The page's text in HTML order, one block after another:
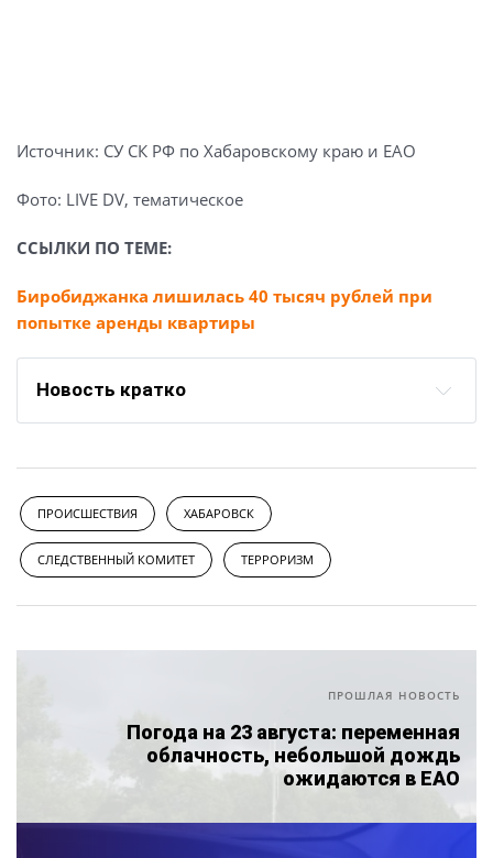
Источник: СУ СК РФ по Хабаровскому краю и ЕАО
Фото: LIVE DV, тематическое
ССЫЛКИ ПО ТЕМЕ:
Биробиджанка лишилась 40 тысяч рублей при
попытке аренды квартиры
Новость кратко
ПРОИСШЕСТВИЯ ХАБАРОВСК
СЛЕДСТВЕННЫЙ КОМИТЕТ ТЕРРОРИЗМ
ПРОШЛАЯ НОВОСТЬ
Погода на 23 августа: переменная
облачность, небольшой дождь
ожидаются в ЕАО